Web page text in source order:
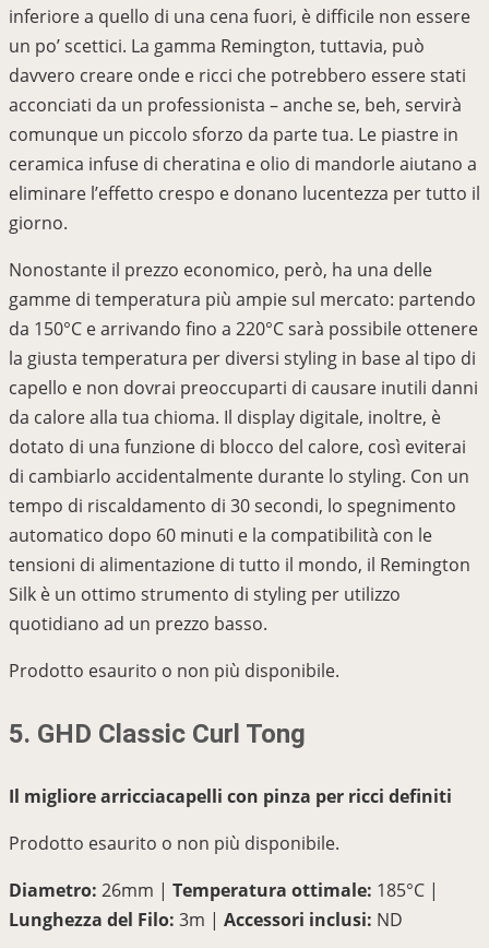
inferiore a quello di una cena fuori, è difficile non essere
un po’ scettici. La gamma Remington, tuttavia, può
davvero creare onde e ricci che potrebbero essere stati
acconciati da un professionista – anche se, beh, servirà
comunque un piccolo sforzo da parte tua. Le piastre in
ceramica infuse di cheratina e olio di mandorle aiutano a
eliminare l’effetto crespo e donano lucentezza per tutto il
giorno.
Nonostante il prezzo economico, però, ha una delle
gamme di temperatura più ampie sul mercato: partendo
da 150°C e arrivando fino a 220°C sarà possibile ottenere
la giusta temperatura per diversi styling in base al tipo di
capello e non dovrai preoccuparti di causare inutili danni
da calore alla tua chioma. Il display digitale, inoltre, è
dotato di una funzione di blocco del calore, così eviterai
di cambiarlo accidentalmente durante lo styling. Con un
tempo di riscaldamento di 30 secondi, lo spegnimento
automatico dopo 60 minuti e la compatibilità con le
tensioni di alimentazione di tutto il mondo, il Remington
Silk è un ottimo strumento di styling per utilizzo
quotidiano ad un prezzo basso.
Prodotto esaurito o non più disponibile.
5. GHD Classic Curl Tong
Il migliore arricciacapelli con pinza per ricci definiti
Prodotto esaurito o non più disponibile.
Diametro: 26mm | Temperatura ottimale: 185°C |
Lunghezza del Filo: 3m | Accessori inclusi: ND